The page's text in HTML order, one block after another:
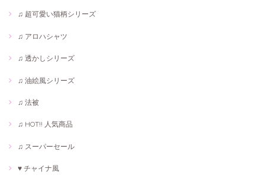
♫ 超可愛い猫柄シリーズ
♫ アロハシャツ
♫ 透かしシリーズ
♫ 油絵風シリーズ
♫ 法被
♫ HOT!! 人気商品
♫ スーパーセール
♥ チャイナ風